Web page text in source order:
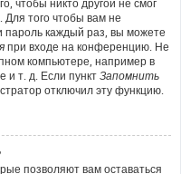
чтобы никто другой не смог
Для того чтобы вам не
пароль каждый раз, вы можете
при входе на конференцию. Не
компьютере, например в
и т. д. Если пункт Запомнить
отключил эту функцию.
позволяют вам оставаться